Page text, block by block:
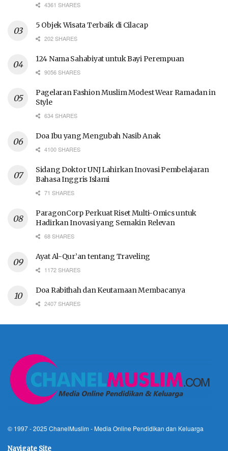
4361 SHARES
5 Objek Wisata Terbaik di Cilacap
202 SHARES
124 Nama Sahabiyat untuk Bayi Perempuan
9056 SHARES
Pagelaran Fashion Muslim Modest Wear Ramadan in
Style
634 SHARES
Doa Ibu yang Mengubah Nasib Anak
4100 SHARES
Sidang Doktor UNJ Lahirkan Inovasi Pembelajaran
Bahasa Inggris Islami
71 SHARES
ParagonCorp Perkuat Riset Multi-Omics untuk
Hadirkan Inovasi yang Semakin Relevan
68 SHARES
Ayat Al-Qur’an tentang Traveling
1172 SHARES
Doa Rabithah dan Keutamaan Membacanya
2407 SHARES
© 1997 - 2025 ChanelMuslim - Media Online Pendidikan dan Keluarga
Navigate Site